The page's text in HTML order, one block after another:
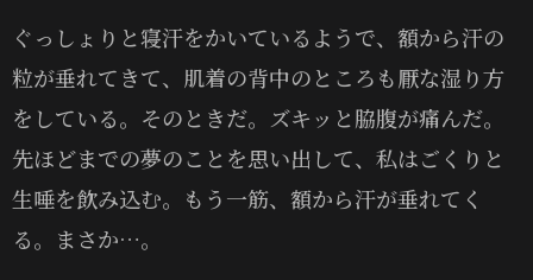
ぐっしょりと寝汗をかいているようで、額から汗の
粒が垂れてきて、肌着の背中のところも厭な湿り方
をしている。そのときだ。ズキッと脇腹が痛んだ。
先ほどまでの夢のことを思い出して、私はごくりと
生唾を飲み込む。もう一筋、額から汗が垂れてく
る。まさか…。